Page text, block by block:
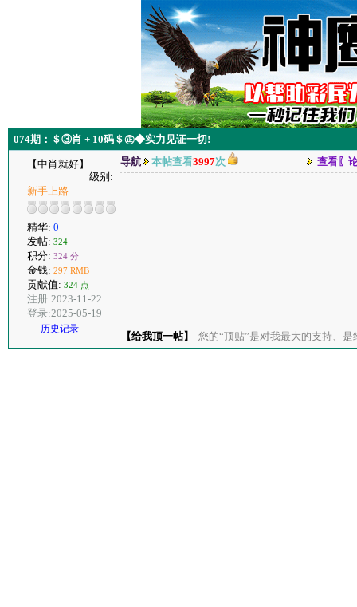
074期：＄③肖 + 10码＄㊣◆实力见证一切!
【中肖就好】
级别:
新手上路
精华: 0
发帖: 324
积分: 324 分
金钱: 297 RMB
贡献值: 324 点
注册:2023-11-22
登录:2025-05-19
历史记录
导航 本帖查看3997次 查看〖
【给我顶一帖】 您的“顶贴”是对我最大的支持、